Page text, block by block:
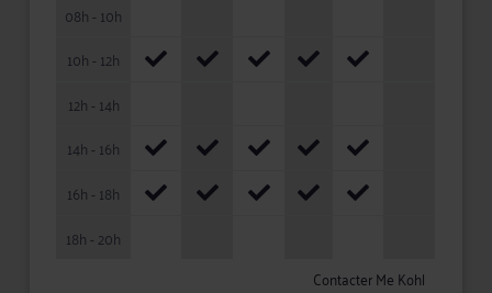
08h - 10h
10h - 12h
12h - 14h
14h - 16h
16h - 18h
18h - 20h
Contacter Me Kohl